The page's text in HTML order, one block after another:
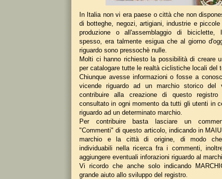
In Italia non vi era paese o città che non
di botteghe, negozi, artigiani, industrie e
produzione o all'assemblaggio di biciclette,
spesso, era talmente esigua che al giorno
riguardo sono pressochè nulle.
Molti ci hanno richiesto la possibilità di creare
per catalogare tutte le realtà ciclistiche locali del
Chiunque avesse informazioni o fosse a
vicende riguardo ad un marchio storico del
contribuire alla creazione di questo
consultato in ogni momento da tutti gli utenti in
riguardo ad un determinato marchio.
Per contribuire basta lasciare un
"Commenti" di questo articolo, indicando in
marchio e la città di origine, di modo che
individuabili nella ricerca fra i commenti,
aggiungere eventuali inforazioni riguardo al
Vi ricordo che anche solo indicando
grande aiuto allo sviluppo del registro.